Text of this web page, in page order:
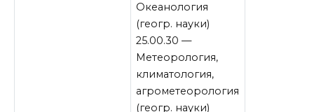
Океанология
(геогр. науки)
25.00.30 —
Метеорология,
климатология,
агрометеорология
(геогр. науки)